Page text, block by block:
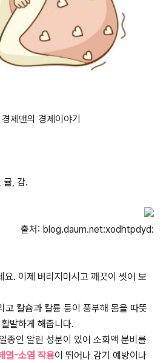
경제이야기
귤, 감.
출처: blog.daum.net:xodhtpdyd:
요. 이제 버리지마시고 깨끗이 씻어 보
고 칼슘과 칼륨 등이 풍부해 몸을 따뜻
발하게 해줍니다.
종인 알린 성분이 있어 소화액 분비를
열-소염 작용이 뛰어나 감기 예방이나